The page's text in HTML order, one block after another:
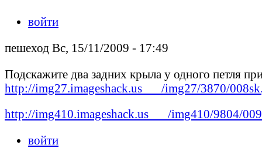
войти
пешеход Вс, 15/11/2009 - 17:49
Подскажите два задних крыла у одного петля
http://img27.imageshack.us___/img27/3870/
http://img410.imageshack.us___/img410/9804/
войти